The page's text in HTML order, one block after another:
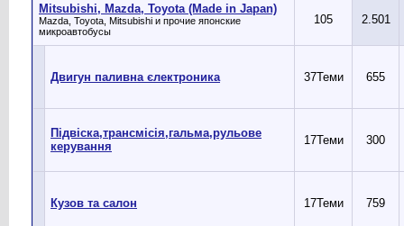
Mitsubishi, Mazda, Toyota (Made in Japan)
Mazda, Toyota, Mitsubishi и прочие японские
микроавтобусы
105 2.501
Двигун паливна єлектроника 37Теми 655
Підвіска,трансмісія,гальма,рульове
керування
17Теми 300
Кузов та салон 17Теми 759